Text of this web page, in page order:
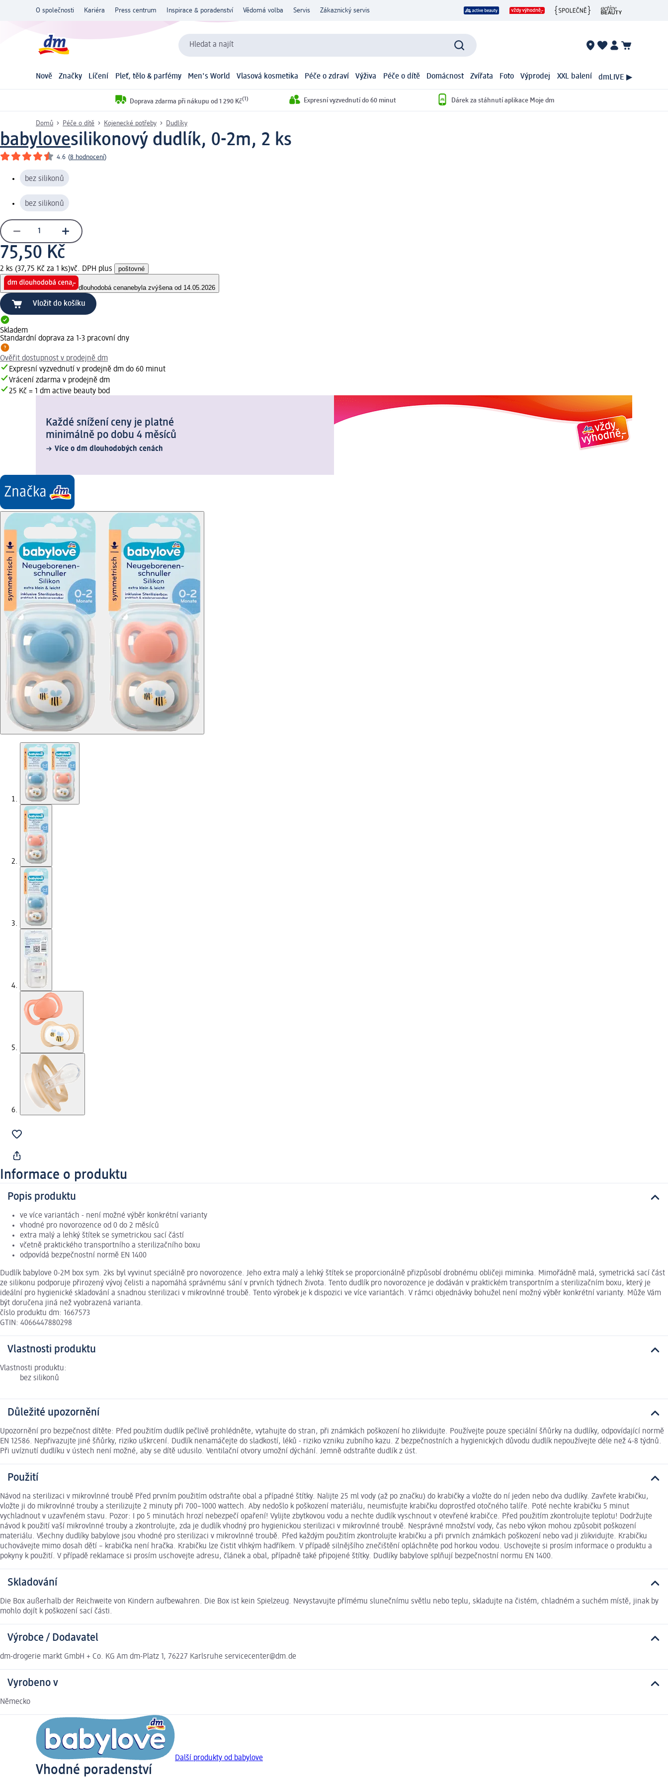
O společnosti Kariéra Press centrum Inspirace & poradenství Vědomá volba Servis Zákaznický servis
Hledat a najít
Nově Značky Líčení Pleť, tělo & parfémy Men's World Vlasová kosmetika Péče o zdraví Výživa Péče o dítě Domácnost Zvířata Foto Výprodej XXL balení dmLIVE ▶
Doprava zdarma při nákupu od 1 290 Kč(1) Expresní vyzvednutí do 60 minut Dárek za stáhnutí aplikace Moje dm
Domů Péče o dítě Kojenecké potřeby Dudlíky
babylovesilikonový dudlík, 0-2m, 2 ks
4.6 (8 hodnocení)
bez silikonů
bez silikonů
75,50 Kč
2 ks (37,75 Kč za 1 ks)vč. DPH plus poštovné
dlouhodobá cenanebyla zvýšena od 14.05.2026
Vložit do košíku
Skladem
Standardní doprava za 1-3 pracovní dny
Ověřit dostupnost v prodejně dm
Expresní vyzvednutí v prodejně dm do 60 minut
Vrácení zdarma v prodejně dm
25 Kč = 1 dm active beauty bod
Každé snížení ceny je platné
minimálně po dobu 4 měsíců
Více o dm dlouhodobých cenách
Informace o produktu
Popis produktu
ve více variantách - není možné výběr konkrétní varianty
vhodné pro novorozence od 0 do 2 měsíců
extra malý a lehký štítek se symetrickou sací částí
včetně praktického transportního a sterilizačního boxu
odpovídá bezpečnostní normě EN 1400
Dudlík babylove 0-2M box sym. 2ks byl vyvinut speciálně pro novorozence. Jeho extra malý a lehký štítek se proporcionálně přizpůsobí drobnému obličeji miminka. Mimořádně malá, symetrická sací část
ze silikonu podporuje přirozený vývoj čelisti a napomáhá správnému sání v prvních týdnech života. Tento dudlík pro novorozence je dodáván v praktickém transportním a sterilizačním boxu, který je
ideální pro hygienické skladování a snadnou sterilizaci v mikrovlnné troubě. Tento výrobek je k dispozici ve více variantách. V rámci objednávky bohužel není možný výběr konkrétní varianty. Může Vám
být doručena jiná než vyobrazená varianta.
číslo produktu dm: 1667573
GTIN: 4066447880298
Vlastnosti produktu
Vlastnosti produktu:
bez silikonů
Důležité upozornění
Upozornění pro bezpečnost dítěte: Před použitím dudlík pečlivě prohlédněte, vytahujte do stran, při známkách poškození ho zlikvidujte. Používejte pouze speciální šňůrky na dudlíky, odpovídající normě
EN 12586. Nepřivazujte jiné šňůrky, riziko uškrcení. Dudlík nenamáčejte do sladkostí, léků - riziko vzniku zubního kazu. Z bezpečnostních a hygienických důvodu dudlík nepoužívejte déle než 4-8 týdnů.
Při uvíznutí dudlíku v ústech není možné, aby se dítě udusilo. Ventilační otvory umožní dýchání. Jemně odstraňte dudlík z úst.
Použití
Návod na sterilizaci v mikrovlnné troubě Před prvním použitím odstraňte obal a případné štítky. Nalijte 25 ml vody (až po značku) do krabičky a vložte do ní jeden nebo dva dudlíky. Zavřete krabičku,
vložte ji do mikrovlnné trouby a sterilizujte 2 minuty při 700–1000 wattech. Aby nedošlo k poškození materiálu, neumisťujte krabičku doprostřed otočného talíře. Poté nechte krabičku 5 minut
vychladnout v uzavřeném stavu. Pozor: I po 5 minutách hrozí nebezpečí opaření! Vylijte zbytkovou vodu a nechte dudlík vyschnout v otevřené krabičce. Před použitím zkontrolujte teplotu! Dodržujte
návod k použití vaší mikrovlnné trouby a zkontrolujte, zda je dudlík vhodný pro hygienickou sterilizaci v mikrovlnné troubě. Nesprávné množství vody, čas nebo výkon mohou způsobit poškození
materiálu. Všechny dudlíky babylove jsou vhodné pro sterilizaci v mikrovlnné troubě. Před každým použitím zkontrolujte krabičku a při prvních známkách poškození nebo vad ji zlikvidujte. Krabičku
uchovávejte mimo dosah dětí – krabička není hračka. Krabičku lze čistit vlhkým hadříkem. V případě silnějšího znečištění opláchněte pod horkou vodou. Uschovejte si prosím informace o produktu a
pokyny k použití. V případě reklamace si prosím uschovejte adresu, článek a obal, případně také připojené štítky. Dudlíky babylove splňují bezpečnostní normu EN 1400.
Skladování
Die Box außerhalb der Reichweite von Kindern aufbewahren. Die Box ist kein Spielzeug. Nevystavujte přímému slunečnímu světlu nebo teplu, skladujte na čistém, chladném a suchém místě, jinak by
mohlo dojít k poškození sací části.
Výrobce / Dodavatel
dm-drogerie markt GmbH + Co. KG Am dm-Platz 1, 76227 Karlsruhe servicecenter@dm.de
Vyrobeno v
Německo
Další produkty od babylove
Vhodné poradenství